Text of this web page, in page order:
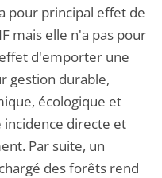
pour principal effet de
mais elle n'a pas pour
d'emporter une
gestion durable,
écologique et
incidence directe et
Par suite, un
des forêts rend